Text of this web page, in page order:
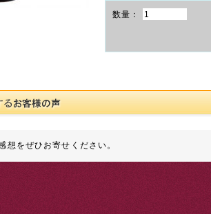
数量：
想をぜひお寄せください。